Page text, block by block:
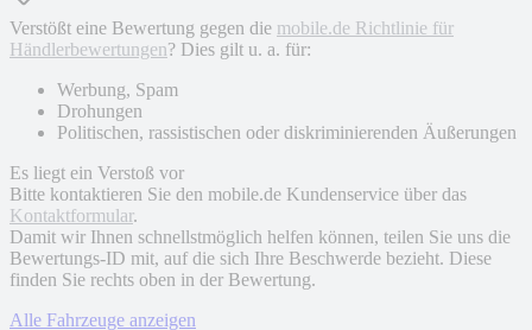
Verstößt eine Bewertung gegen die mobile.de Richtlinie für
Händlerbewertungen? Dies gilt u. a. für:
Werbung, Spam
Drohungen
Politischen, rassistischen oder diskriminierenden Äußerungen
Es liegt ein Verstoß vor
Bitte kontaktieren Sie den mobile.de Kundenservice über das
Kontaktformular.
Damit wir Ihnen schnellstmöglich helfen können, teilen Sie uns die
Bewertungs-ID mit, auf die sich Ihre Beschwerde bezieht. Diese
finden Sie rechts oben in der Bewertung.
Alle Fahrzeuge anzeigen